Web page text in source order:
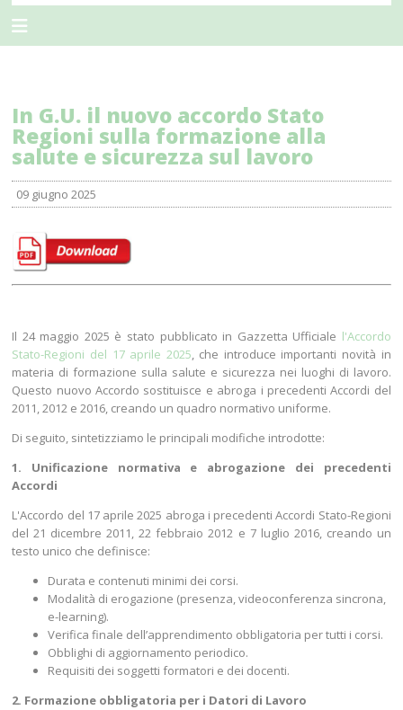
In G.U. il nuovo accordo Stato
Regioni sulla formazione alla
salute e sicurezza sul lavoro
09 giugno 2025
Il 24 maggio 2025 è stato pubblicato in Gazzetta Ufficiale l'Accordo
Stato-Regioni del 17 aprile 2025, che introduce importanti novità in
materia di formazione sulla salute e sicurezza nei luoghi di lavoro.
Questo nuovo Accordo sostituisce e abroga i precedenti Accordi del
2011, 2012 e 2016, creando un quadro normativo uniforme.
Di seguito, sintetizziamo le principali modifiche introdotte:
1. Unificazione normativa e abrogazione dei precedenti
Accordi
L'Accordo del 17 aprile 2025 abroga i precedenti Accordi Stato-Regioni
del 21 dicembre 2011, 22 febbraio 2012 e 7 luglio 2016, creando un
testo unico che definisce:
Durata e contenuti minimi dei corsi.
Modalità di erogazione (presenza, videoconferenza sincrona,
e-learning).
Verifica finale dell’apprendimento obbligatoria per tutti i corsi.
Obblighi di aggiornamento periodico.
Requisiti dei soggetti formatori e dei docenti.
2. Formazione obbligatoria per i Datori di Lavoro